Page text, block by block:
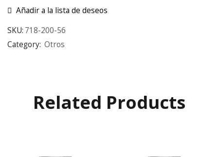
Añadir a la lista de deseos
SKU: 718-200-56
Category: Otros
Related Products